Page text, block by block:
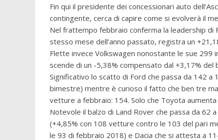
Fin qui il presidente dei concessionari auto
contingente, cerca di capire come si evolverà il
Nel frattempo febbraio conferma la leadership di
stesso mese dell’anno passato, registra un
Flette invece Volkswagen nonostante le sue
scende di un -5,38% compensato dal +3,17%
Significativo lo scatto di Ford che passa da 142 a
bimestre) mentre è curioso il fatto che ben tre
vetture a febbraio: 154. Solo che Toyota
Notevole il balzo di Land Rover che passa da 62
(+4,85% con 108 vetture contro le 103 del pari
le 93 di febbraio 2018) e Dacia che si attesta a